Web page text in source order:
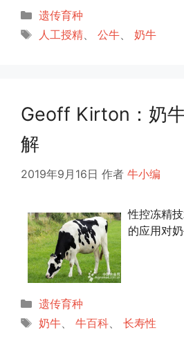
分
类
遗传育种
标
人工授精、 公牛、 奶牛
Geoff Kirton：奶
解
2019年9月16日 作者 牛小编
性控冻精
的应用对
分
类
遗传育种
标
奶牛、 牛百科、 长寿性